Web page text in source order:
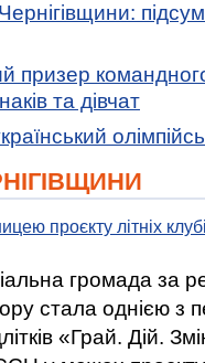
призер
та дівчат
проєкту літніх
громада за
стала однією
«Грай. Дій.